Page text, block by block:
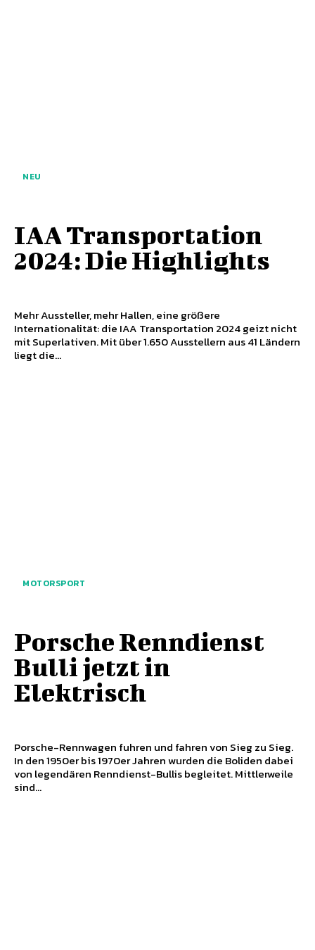
NEU
IAA Transportation
2024: Die Highlights
Mehr Aussteller, mehr Hallen, eine größere
Internationalität: die IAA Transportation 2024 geizt nicht
mit Superlativen. Mit über 1.650 Ausstellern aus 41 Ländern
liegt die...
MOTORSPORT
Porsche Renndienst
Bulli jetzt in
Elektrisch
Porsche-Rennwagen fuhren und fahren von Sieg zu Sieg.
In den 1950er bis 1970er Jahren wurden die Boliden dabei
von legendären Renndienst-Bullis begleitet. Mittlerweile
sind...